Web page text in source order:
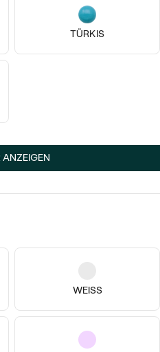
TÜRKIS
ANZEIGEN
WEISS
14 Karat Gelbgold, Ohne Stein
Der kleine Prinz